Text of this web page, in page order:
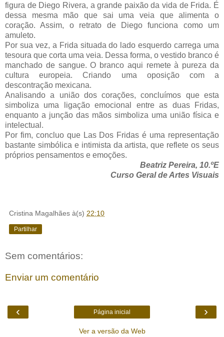
figura de Diego Rivera, a grande paixão da vida de Frida. É
dessa mesma mão que sai uma veia que alimenta o
coração. Assim, o retrato de Diego funciona como um
amuleto.
Por sua vez, a Frida situada do lado esquerdo carrega uma
tesoura que corta uma veia. Dessa forma, o vestido branco é
manchado de sangue. O branco aqui remete à pureza da
cultura europeia. Criando uma oposição com a
descontração mexicana.
Analisando a união dos corações, concluímos que esta
simboliza uma ligação emocional entre as duas Fridas,
enquanto a junção das mãos simboliza uma união física e
intelectual.
Por fim, concluo que Las Dos Fridas é uma representação
bastante simbólica e intimista da artista, que reflete os seus
próprios pensamentos e emoções.
Beatriz Pereira, 10.ºE
Curso Geral de Artes Visuais
Cristina Magalhães à(s) 22:10
Partilhar
Sem comentários:
Enviar um comentário
‹ ›
Página inicial
Ver a versão da Web